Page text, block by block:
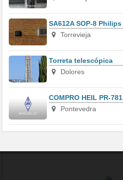
SA612A SOP-8 Philips
Torrevieja
Torreta telescópica
Dolores
COMPRO HEIL PR-781
Pontevedra